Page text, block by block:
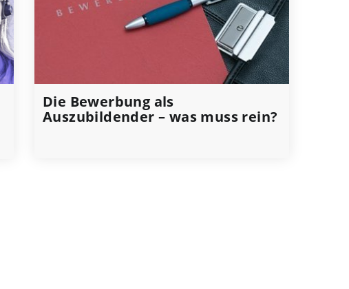
Die Bewerbung als
Auszubildender – was muss rein?